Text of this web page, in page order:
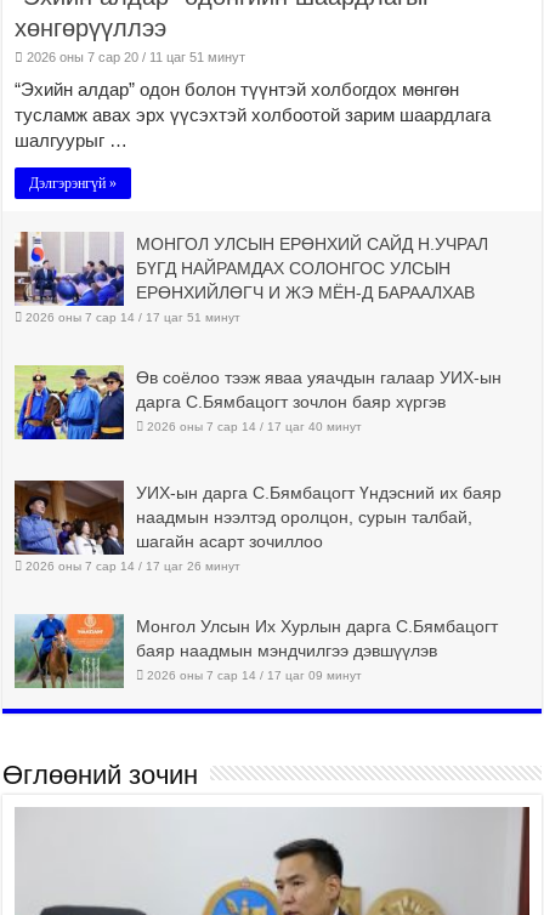
хөнгөрүүллээ
2026 оны 7 сар 20 / 11 цаг 51 минут
“Эхийн алдар” одон болон түүнтэй холбогдох мөнгөн
тусламж авах эрх үүсэхтэй холбоотой зарим шаардлага
шалгуурыг …
Дэлгэрэнгүй »
МОНГОЛ УЛСЫН ЕРӨНХИЙ САЙД Н.УЧРАЛ
БҮГД НАЙРАМДАХ СОЛОНГОС УЛСЫН
ЕРӨНХИЙЛӨГЧ И ЖЭ МЁН-Д БАРААЛХАВ
2026 оны 7 сар 14 / 17 цаг 51 минут
Өв соёлоо тээж яваа уяачдын галаар УИХ-ын
дарга С.Бямбацогт зочлон баяр хүргэв
2026 оны 7 сар 14 / 17 цаг 40 минут
УИХ-ын дарга С.Бямбацогт Үндэсний их баяр
наадмын нээлтэд оролцон, сурын талбай,
шагайн асарт зочиллоо
2026 оны 7 сар 14 / 17 цаг 26 минут
Монгол Улсын Их Хурлын дарга С.Бямбацогт
баяр наадмын мэндчилгээ дэвшүүлэв
2026 оны 7 сар 14 / 17 цаг 09 минут
Өглөөний зочин